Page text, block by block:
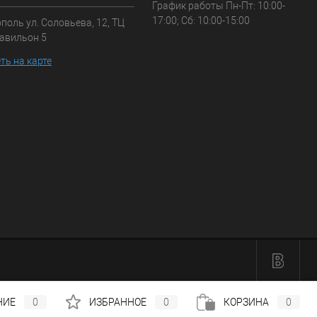
ул. Соловьева, 12, ТЦ
5
на карте
График работы Пн-Пт: 10:00-
17:00; Сб: 10:00-15:00
0 ИЗБРАННОЕ 0 КОРЗИНА 0